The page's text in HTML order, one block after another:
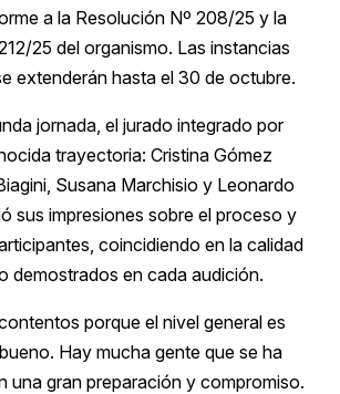
a la Resolución Nº 208/25 y la
25 del organismo. Las instancias
extenderán hasta el 30 de octubre.
jornada, el jurado integrado por
trayectoria: Cristina Gómez
Susana Marchisio y Leonardo
sus impresiones sobre el proceso y
coincidiendo en la calidad
demostrados en cada audición.
porque el nivel general es
Hay mucha gente que se ha
una gran preparación y compromiso.